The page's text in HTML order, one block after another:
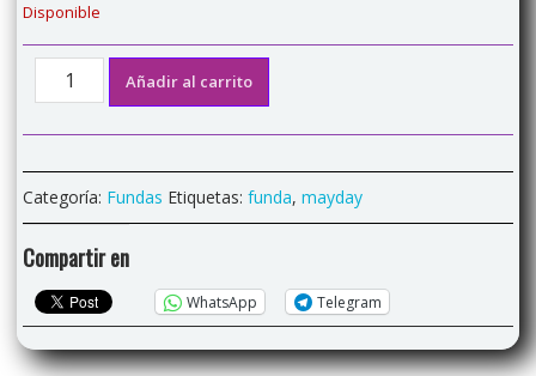
Disponible
Fundas
MiniEuro
45x68mm
Transparente
(Pack
100)
cantidad
Añadir al carrito
Categoría: Fundas Etiquetas: funda, mayday
Compartir en
WhatsApp Telegram